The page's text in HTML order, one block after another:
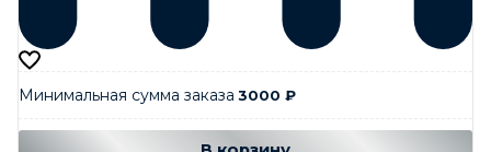
Минимальная сумма заказа 3000 ₽